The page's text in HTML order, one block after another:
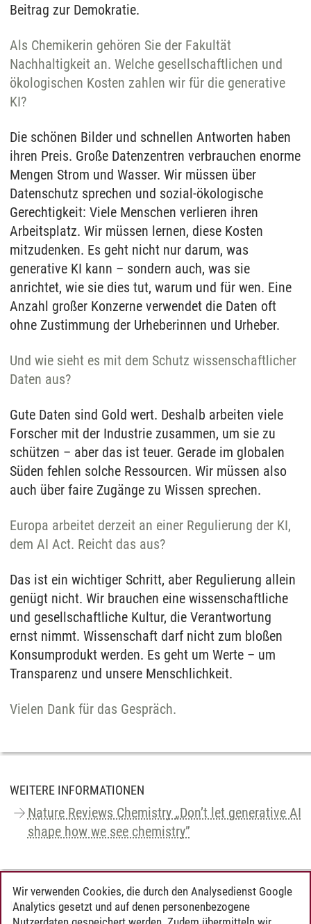
Beitrag zur Demokratie.
Als Chemikerin gehören Sie der Fakultät
Nachhaltigkeit an. Welche gesellschaftlichen und
ökologischen Kosten zahlen wir für die generative
KI?
Die schönen Bilder und schnellen Antworten haben
ihren Preis. Große Datenzentren verbrauchen enorme
Mengen Strom und Wasser. Wir müssen über
Datenschutz sprechen und sozial-ökologische
Gerechtigkeit: Viele Menschen verlieren ihren
Arbeitsplatz. Wir müssen lernen, diese Kosten
mitzudenken. Es geht nicht nur darum, was
generative KI kann – sondern auch, was sie
anrichtet, wie sie dies tut, warum und für wen. Eine
Anzahl großer Konzerne verwendet die Daten oft
ohne Zustimmung der Urheberinnen und Urheber.
Und wie sieht es mit dem Schutz wissenschaftlicher
Daten aus?
Gute Daten sind Gold wert. Deshalb arbeiten viele
Forscher mit der Industrie zusammen, um sie zu
schützen – aber das ist teuer. Gerade im globalen
Süden fehlen solche Ressourcen. Wir müssen also
auch über faire Zugänge zu Wissen sprechen.
Europa arbeitet derzeit an einer Regulierung der KI,
dem AI Act. Reicht das aus?
Das ist ein wichtiger Schritt, aber Regulierung allein
genügt nicht. Wir brauchen eine wissenschaftliche
und gesellschaftliche Kultur, die Verantwortung
ernst nimmt. Wissenschaft darf nicht zum bloßen
Konsumprodukt werden. Es geht um Werte – um
Transparenz und unsere Menschlichkeit.
Vielen Dank für das Gespräch.
WEITERE INFORMATIONEN
Nature Reviews Chemistry „Don’t let generative AI
shape how we see chemistry”
KONTAKT
Wir verwenden Cookies, die durch den Analysedienst Google
Analytics gesetzt und auf denen personenbezogene